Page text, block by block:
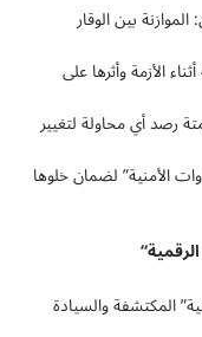
بين الوقار
الأزمة وأثرها على
رصد أي محاولة لتغيير
الأمنية” لضمان خلوها
“
المكتشفة والسيادة